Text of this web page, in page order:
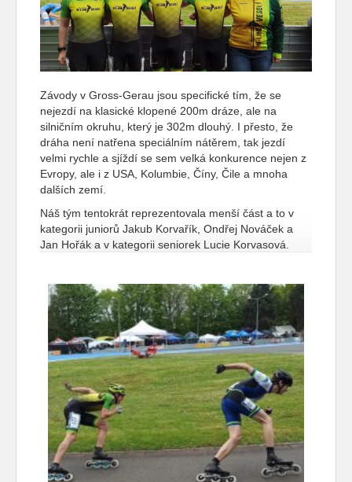
Závody v Gross-Gerau jsou specifické tím, že se
nejezdí na klasické klopené 200m dráze, ale na
silničním okruhu, který je 302m dlouhý. I přesto, že
dráha není natřena speciálním nátěrem, tak jezdí
velmi rychle a sjíždí se sem velká konkurence nejen z
Evropy, ale i z USA, Kolumbie, Číny, Čile a mnoha
dalších zemí.
Náš tým tentokrát reprezentovala menší část a to v
kategorii juniorů Jakub Korvařík, Ondřej Nováček a
Jan Hořák a v kategorii seniorek Lucie Korvasová.